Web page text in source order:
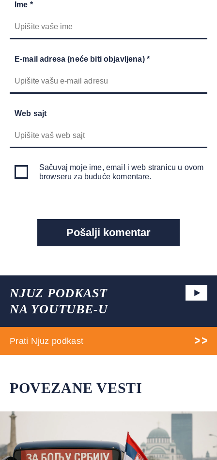
Ime *
E-mail adresa (neće biti objavljena) *
Web sajt
Sačuvaj moje ime, email i web stranicu u ovom
browseru za buduće komentare.
NJUZ PODKAST
NA YOUTUBE-U
Prati Njuz podkast
POVEZANE VESTI